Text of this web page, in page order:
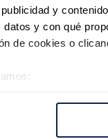
y
y con qué
de cookies o